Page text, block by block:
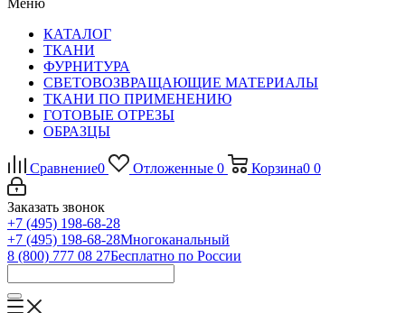
Меню
КАТАЛОГ
ТКАНИ
ФУРНИТУРА
СВЕТОВОЗВРАЩАЮЩИЕ МАТЕРИАЛЫ
ТКАНИ ПО ПРИМЕНЕНИЮ
ГОТОВЫЕ ОТРЕЗЫ
ОБРАЗЦЫ
Сравнение0 Отложенные 0 Корзина0 0
Заказать звонок
+7 (495) 198-68-28
+7 (495) 198-68-28Многоканальный
8 (800) 777 08 27Бесплатно по России